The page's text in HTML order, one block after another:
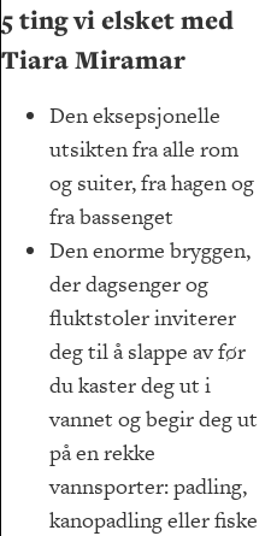
5 ting vi elsket med
Tiara Miramar
Den eksepsjonelle
utsikten fra alle rom
og suiter, fra hagen og
fra bassenget
Den enorme bryggen,
der dagsenger og
fluktstoler inviterer
deg til å slappe av før
du kaster deg ut i
vannet og begir deg ut
på en rekke
vannsporter: padling,
kanopadling eller fiske